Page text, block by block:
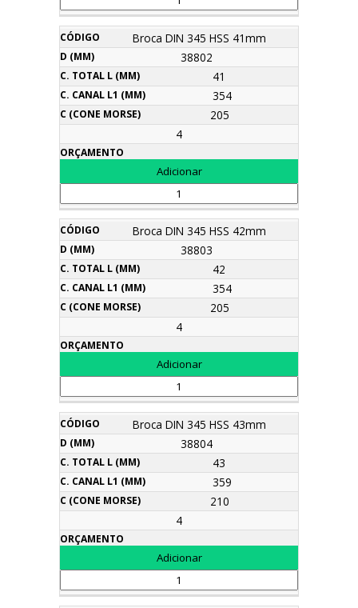
Broca DIN 345 HSS 41mm
38802
41
354
205
4
Broca DIN 345 HSS 42mm
38803
42
354
205
4
Broca DIN 345 HSS 43mm
38804
43
359
210
4